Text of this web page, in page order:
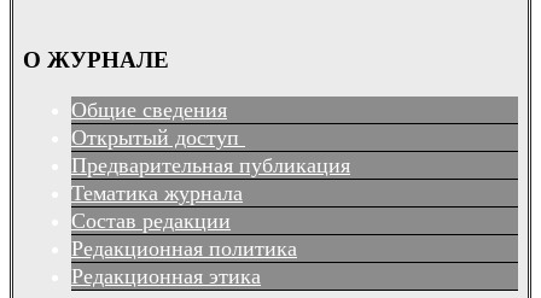
О ЖУРНАЛЕ
Общие сведения
Открытый доступ
Предварительная публикация
Тематика журнала
Состав редакции
Редакционная политика
Редакционная этика